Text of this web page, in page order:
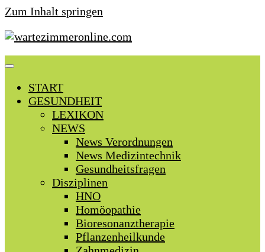
Zum Inhalt springen
START
GESUNDHEIT
LEXIKON
NEWS
News Verordnungen
News Medizintechnik
Gesundheitsfragen
Disziplinen
HNO
Homöopathie
Bioresonanztherapie
Pflanzenheilkunde